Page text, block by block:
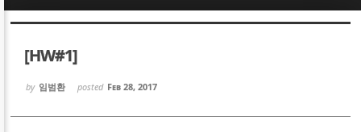
[HW#1]
by 임범환 posted Feb 28, 2017
Sketchbook5, 스케치북5
Sketchbook5, 스케치북5